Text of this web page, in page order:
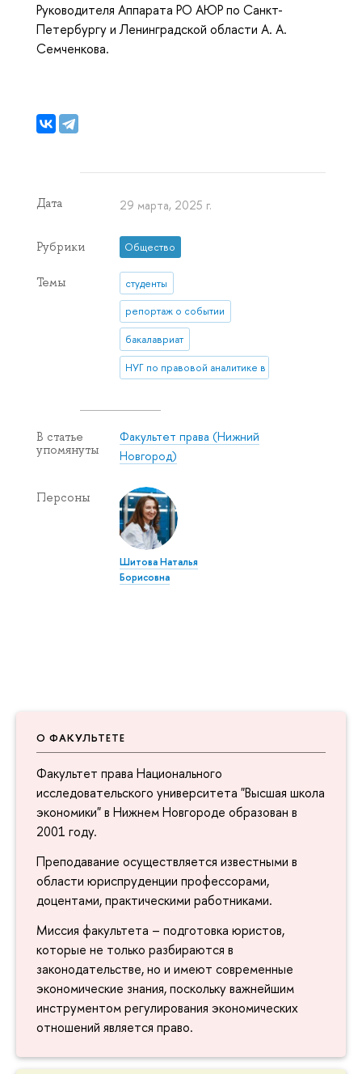
О ФАКУЛЬТЕТЕ
Факультет права Национального
исследовательского университета "Высшая школа
экономики" в Нижнем Новгороде образован в
2001 году.
Преподавание осуществляется известными в
области юриспруденции профессорами,
доцентами, практическими работниками.
Миссия факультета – подготовка юристов,
которые не только разбираются в
законодательстве, но и имеют современные
экономические знания, поскольку важнейшим
инструментом регулирования экономических
отношений является право.
Руководителя Аппарата РО АЮР по Санкт-
Петербургу и Ленинградской области А. А.
Семченкова.
Дата 29 марта, 2025 г.
Рубрики Общество
Темы студенты
репортаж о событии
бакалавриат
НУГ по правовой аналитике в ГМУ
В статье
упомянуты
Факультет права (Нижний
Новгород)
Персоны
Шитова Наталья
Борисовна